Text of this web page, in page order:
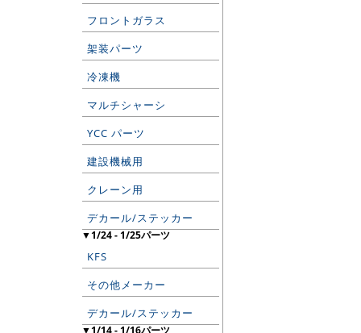
フロントガラス
架装パーツ
冷凍機
マルチシャーシ
YCC パーツ
建設機械用
クレーン用
デカール/ステッカー
▼1/24 - 1/25パーツ
KFS
その他メーカー
デカール/ステッカー
▼1/14 - 1/16パーツ